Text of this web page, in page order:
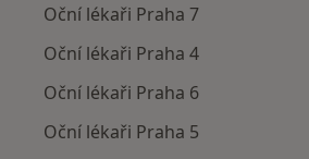
Oční lékaři Praha 7
Oční lékaři Praha 4
Oční lékaři Praha 6
Oční lékaři Praha 5